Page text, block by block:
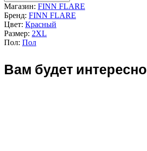
Магазин: FINN FLARE
Бренд: FINN FLARE
Цвет: Красный
Размер: 2XL
Пол: Пол
Вам будет интересно